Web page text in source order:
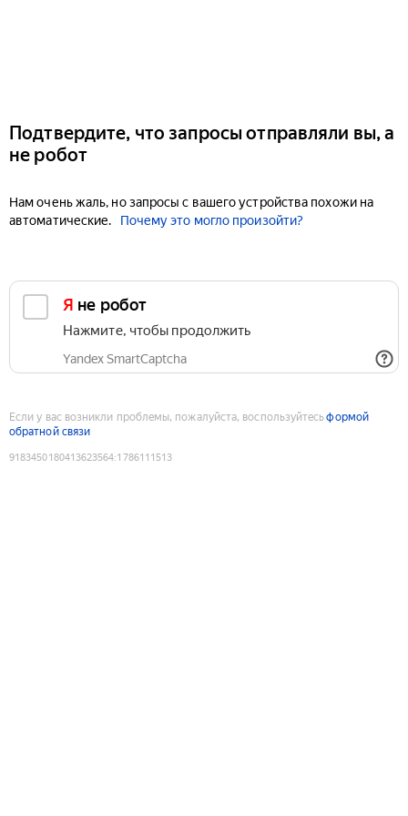
Подтвердите, что запросы отправляли вы, а
не робот
Нам очень жаль, но запросы с вашего устройства похожи на
автоматические.
Почему это могло произойти?
Я не робот
Нажмите, чтобы продолжить
Yandex SmartCaptcha
Если у вас возникли проблемы, пожалуйста, воспользуйтесьформой
обратной связи
9183450180413623564:1786111513